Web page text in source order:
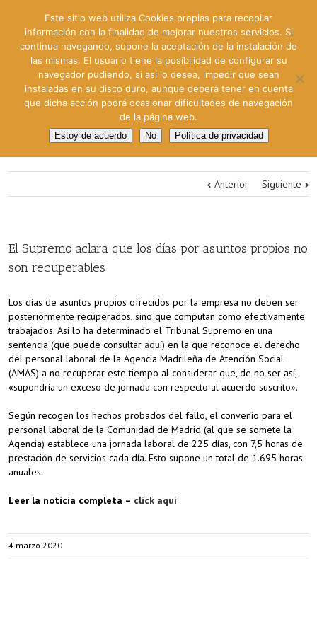
Anterior Siguiente
El Supremo aclara que los días por asuntos propios no
son recuperables
Los días de asuntos propios ofrecidos por la empresa no deben ser
posteriormente recuperados, sino que computan como efectivamente
trabajados. Así lo ha determinado el Tribunal Supremo en una
sentencia (que puede consultar aquí) en la que reconoce el derecho
del personal laboral de la Agencia Madrileña de Atención Social
(AMAS) a no recuperar este tiempo al considerar que, de no ser así,
«supondría un exceso de jornada con respecto al acuerdo suscrito».
Según recogen los hechos probados del fallo, el convenio para el
personal laboral de la Comunidad de Madrid (al que se somete la
Agencia) establece una jornada laboral de 225 días, con 7,5 horas de
prestación de servicios cada día. Esto supone un total de 1.695 horas
anuales.
Leer la noticia completa – click aquí
4 marzo 2020
Este sitio web utiliza Cookies propias para recopilar
información con la finalidad de mejorar nuestros servicios. Si
continua navegando, supone la aceptación de la instalación de
las mismas. El usuario tiene la posibilidad de configurar su
navegador pudiendo, si así lo desea, impedir que sean
instaladas en su disco duro, aunque deberá tener en cuenta
que dicha acción podrá ocasionar dificultades de navegación
de la página web.
Estoy de acuerdo No Política de privacidad